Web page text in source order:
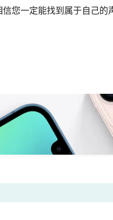
您一定能找到属于自己的